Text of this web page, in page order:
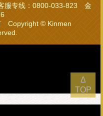
Δ
TOP
服专线：0800-033-823 金
Copyright © Kinmen